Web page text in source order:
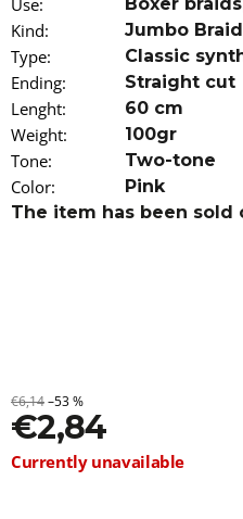
Use:
Kind: Jumbo Braid
Type: Classic
Ending: Straight cut
Lenght: 60 cm
Weight: 100gr
Tone: Two-tone
Color:
Pink
The item has been sold
€6,14–53 %
€2,84
Measure
Currently unavailable
o
m
m
e
n
d
100%
JUMBO
BRAID
KANEKALON